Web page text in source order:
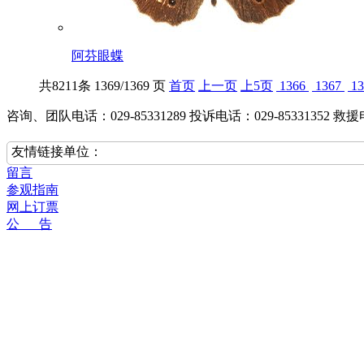
阿芬眼蝶
共8211条 1369/1369 页 首页 上一页 上5页 1366 1367
咨询、团队电话：029-85331289 投诉电话：029-85331352 救援
友情链接单位：
留言
参观指南
网上订票
公 告